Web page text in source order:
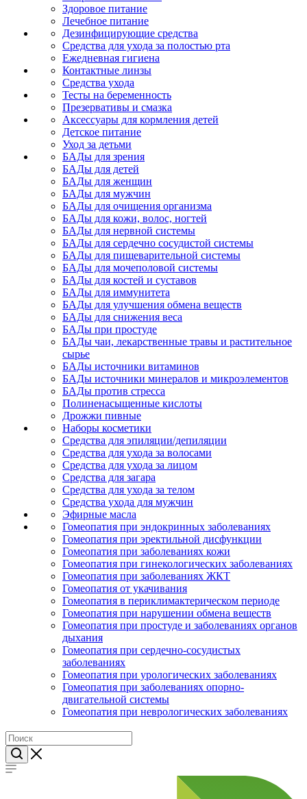
Здоровое питание
Лечебное питание
Дезинфицирующие средства
Средства для ухода за полостью рта
Ежедневная гигиена
Контактные линзы
Средства ухода
Тесты на беременность
Презервативы и смазка
Аксессуары для кормления детей
Детское питание
Уход за детьми
БАДы для зрения
БАДы для детей
БАДы для женщин
БАДы для мужчин
БАДы для очищения организма
БАДы для кожи, волос, ногтей
БАДы для нервной системы
БАДы для сердечно сосудистой системы
БАДы для пищеварительной системы
БАДы для мочеполовой системы
БАДы для костей и суставов
БАДы для иммунитета
БАДы для улучшения обмена веществ
БАДы для снижения веса
БАДы при простуде
БАДы чаи, лекарственные травы и растительное
сырье
БАДы источники витаминов
БАДы источники минералов и микроэлементов
БАДы против стресса
Полиненасыщенные кислоты
Дрожжи пивные
Наборы косметики
Средства для эпиляции/депиляции
Средства для ухода за волосами
Средства для ухода за лицом
Средства для загара
Средства для ухода за телом
Средства ухода для мужчин
Эфирные масла
Гомеопатия при эндокринных заболеваниях
Гомеопатия при эректильной дисфункции
Гомеопатия при заболеваниях кожи
Гомеопатия при гинекологических заболеваниях
Гомеопатия при заболеваниях ЖКТ
Гомеопатия от укачивания
Гомеопатия в периклимактерическом периоде
Гомеопатия при нарушении обмена веществ
Гомеопатия при простуде и заболеваниях органов
дыхания
Гомеопатия при сердечно-сосудистых
заболеваниях
Гомеопатия при урологических заболеваниях
Гомеопатия при заболеваниях опорно-
двигательной системы
Гомеопатия при неврологических заболеваниях